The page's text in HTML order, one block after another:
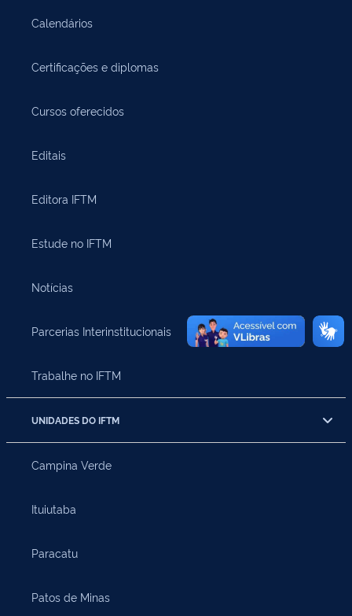
Calendários
Certificações e diplomas
Cursos oferecidos
Editais
Editora IFTM
Estude no IFTM
Notícias
Parcerias Interinstitucionais
Trabalhe no IFTM
UNIDADES DO IFTM
Campina Verde
Ituiutaba
Paracatu
Patos de Minas